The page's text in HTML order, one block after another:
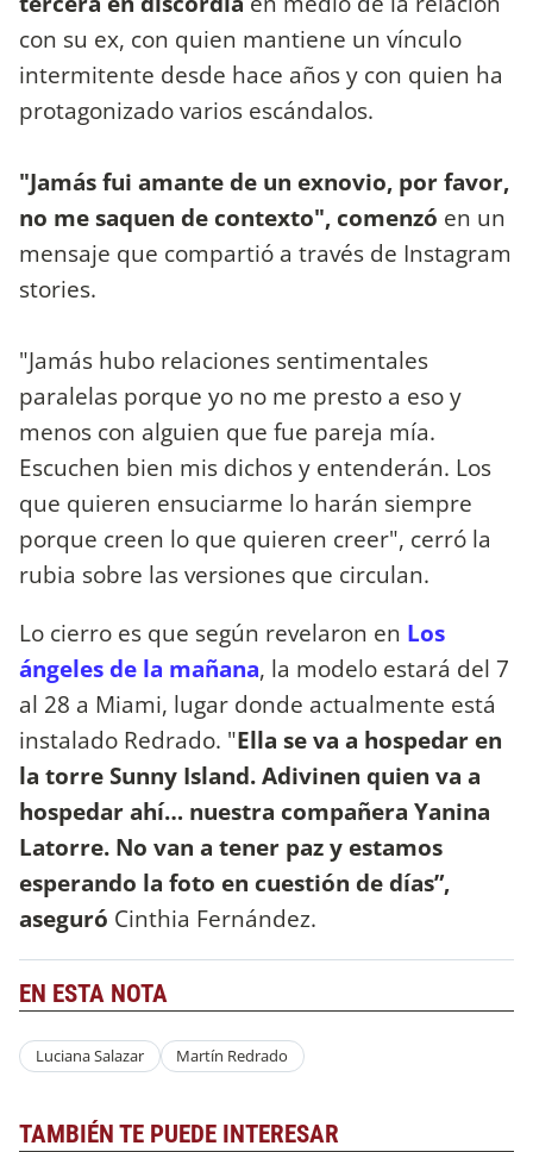
con su ex, con quien mantiene un vínculo
intermitente desde hace años y con quien ha
protagonizado varios escándalos.
"Jamás fui amante de un exnovio, por favor,
no me saquen de contexto", comenzó en un
mensaje que compartió a través de Instagram
stories.
"Jamás hubo relaciones sentimentales
paralelas porque yo no me presto a eso y
menos con alguien que fue pareja mía.
Escuchen bien mis dichos y entenderán. Los
que quieren ensuciarme lo harán siempre
porque creen lo que quieren creer", cerró la
rubia sobre las versiones que circulan.
Lo cierro es que según revelaron en Los
ángeles de la mañana, la modelo estará del 7
al 28 a Miami, lugar donde actualmente está
instalado Redrado. "Ella se va a hospedar en
la torre Sunny Island. Adivinen quien va a
hospedar ahí… nuestra compañera Yanina
Latorre. No van a tener paz y estamos
esperando la foto en cuestión de días”,
aseguró Cinthia Fernández.
EN ESTA NOTA
Luciana Salazar Martín Redrado
TAMBIÉN TE PUEDE INTERESAR